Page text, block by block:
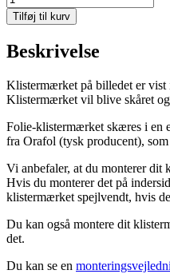
Tilføj til kurv
Beskrivelse
Klistermærket på billedet er vist
Klistermærket vil blive skåret
Folie-klistermærket skæres i en
fra Orafol (tysk producent),
Vi anbefaler, at du monterer dit
Hvis du monterer det på
klistermærket spejlvendt, hvis
Du kan også montere dit
det.
Du kan se en